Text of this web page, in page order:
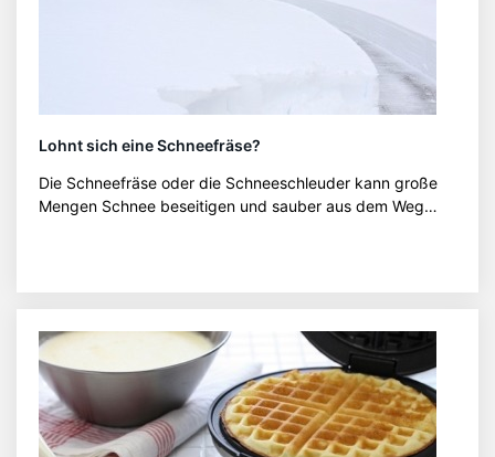
Lohnt sich eine Schneefräse?
Die Schneefräse oder die Schneeschleuder kann große
Mengen Schnee beseitigen und sauber aus dem Weg…